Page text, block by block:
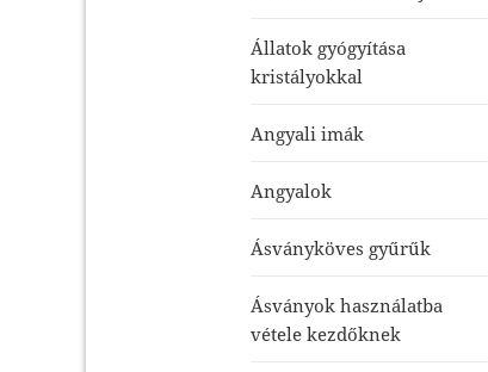
Állatok gyógyítása
kristályokkal
Angyali imák
Angyalok
Ásványköves gyűrűk
Ásványok használatba
vétele kezdőknek